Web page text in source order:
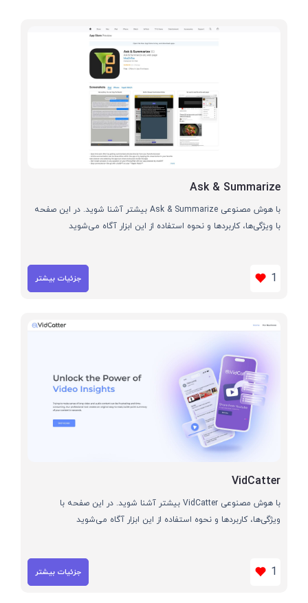
Ask & Summarize
با هوش مصنوعی Ask & Summarize بیشتر آشنا شوید. در این صفحه
با ویژگی‌ها، کاربردها و نحوه استفاده از این ابزار آگاه می‌شوید
1 جزئیات بیشتر
VidCatter
با هوش مصنوعی VidCatter بیشتر آشنا شوید. در این صفحه با
ویژگی‌ها، کاربردها و نحوه استفاده از این ابزار آگاه می‌شوید
1 جزئیات بیشتر